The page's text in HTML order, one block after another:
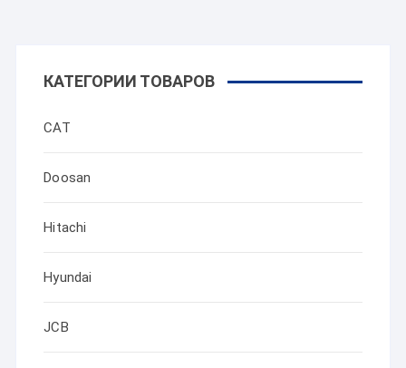
КАТЕГОРИИ ТОВАРОВ
CAT
Doosan
Hitachi
Hyundai
JCB